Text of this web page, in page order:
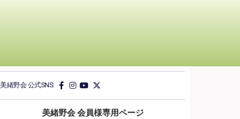
美緒野会 公式SNS:
美緒野会 会員様専用ページ